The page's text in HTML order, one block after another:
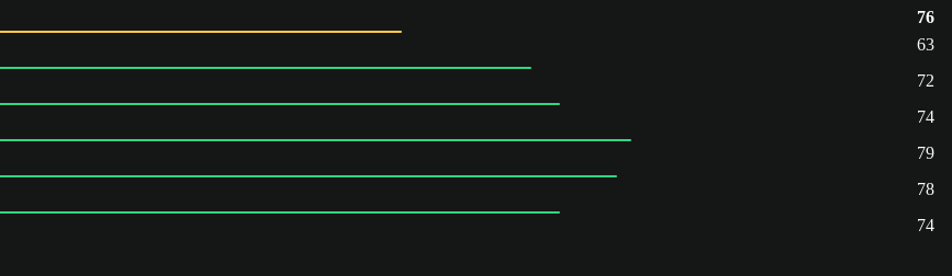
76
63
72
74
79
78
74